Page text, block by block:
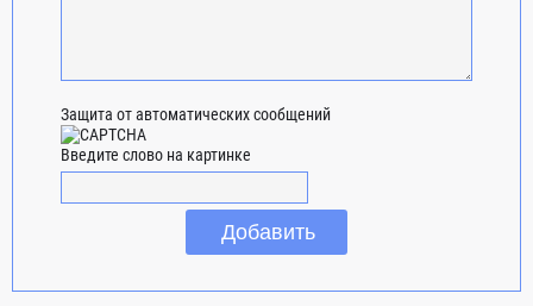
Защита от автоматических сообщений
Введите слово на картинке